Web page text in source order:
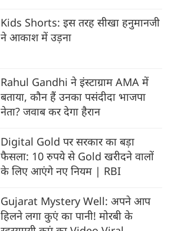
Kids Shorts: इस तरह सीखा हनुमानजी
ने आकाश में उड़ना
Rahul Gandhi ने इंस्टाग्राम AMA में
बताया, कौन हैं उनका पसंदीदा भाजपा
नेता? जवाब कर देगा हैरान
Digital Gold पर सरकार का बड़ा
फैसला: 10 रुपये से Gold खरीदने वालों
के लिए आएंगे नए नियम | RBI
Gujarat Mystery Well: अपने आप
हिलने लगा कुएं का पानी! मोरबी के